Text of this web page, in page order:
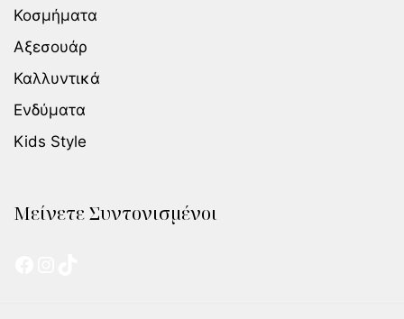
Κοσμήματα
Αξεσουάρ
Καλλυντικά
Ενδύματα
Kids Style
Μείνετε Συντονισμένοι